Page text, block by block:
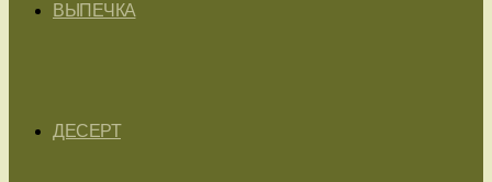
ВЫПЕЧКА
ДЕСЕРТ